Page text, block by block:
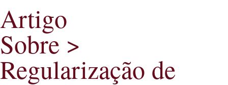
Artigo
Sobre >
Regularização de